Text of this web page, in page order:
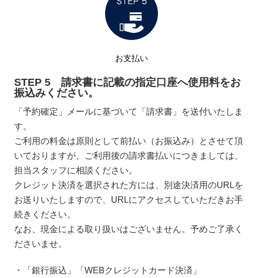
お支払い
STEP 5 請求書に記載の指定口座へ使用料をお
振込みください。
「予約確定」メールに基づいて「請求書」を送付いたしま
す。
ご利用の料金は原則として前払い（お振込み）とさせて頂
いておりますが、ご利用後の請求書払いにつきましては、
担当スタッフに相談ください。
クレジット決済を選択された方には、別途決済用のURLを
お送りいたしますので、URLにアクセスしていただきお手
続きください。
なお、現金による取り扱いはございません。予めご了承く
ださいませ。
・「銀行振込」「WEBクレジットカード決済」